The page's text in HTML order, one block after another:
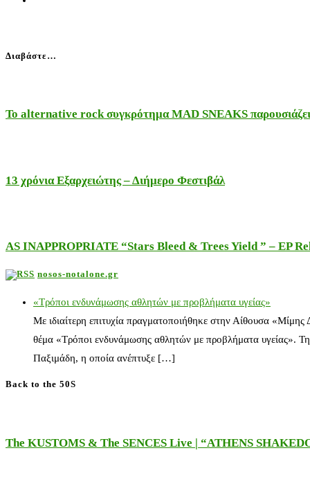
Διαβάστε…
Το alternative rock συγκρότημα MAD SNEAKS
13 χρόνια Εξαρχειώτης – Διήμερο Φεστιβάλ
AS INAPPROPRIATE “Stars Bleed & Trees Yield ” – EP
nosos-notalone.gr
«Τρόποι ενδυνάμωσης αθλητών με προβλήματα υγείας»
Με ιδιαίτερη επιτυχία πραγματοποιήθηκε στην Αίθουσα
θέμα «Τρόποι ενδυνάμωσης αθλητών με προβλήματα υγείας».
Παξιμάδη, η οποία ανέπτυξε […]
Back to the 50S
The KUSTOMS & The SENCES Live | “ATHENS